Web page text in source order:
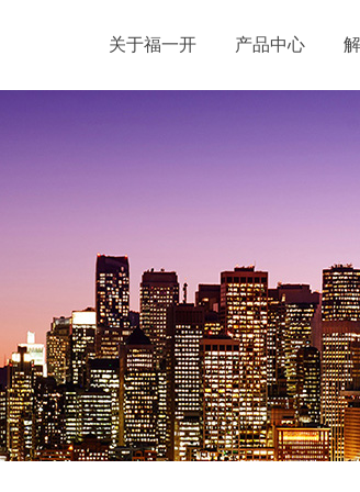
关于福一开 产品中心